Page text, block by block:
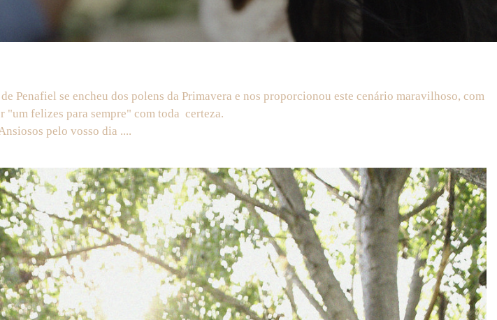
Penafiel se encheu dos polens da Primavera e nos proporcionou este cenário maravilhoso, com
"um felizes para sempre" com toda certeza.
pelo vosso dia ....